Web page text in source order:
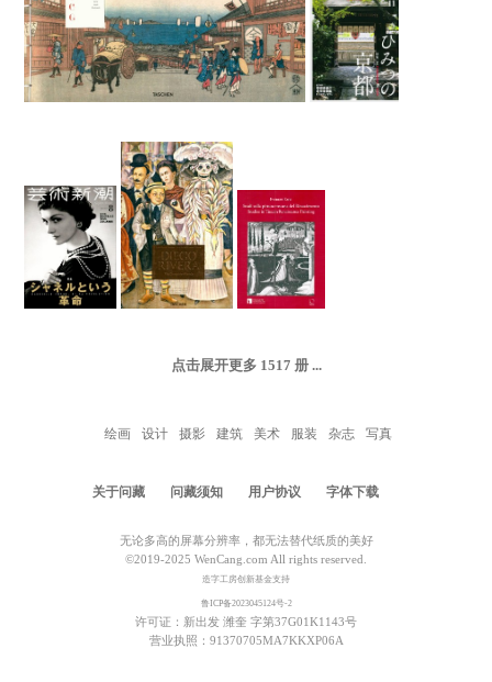
点击展开更多 1517 册 ...
绘画 设计 摄影 建筑 美术 服装 杂志 写真
关于问藏 问藏须知 用户协议 字体下载
无论多高的屏幕分辨率，都无法替代纸质的美好
©2019-2025 WenCang.com All rights reserved.
造字工房创新基金支持
鲁ICP备2023045124号-2
许可证：新出发 潍奎 字第37G01K1143号
营业执照：91370705MA7KKXP06A